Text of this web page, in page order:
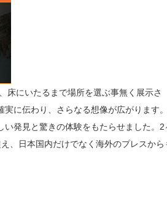
床にいたるまで場所を選ぶ事無く展示さ
に伝わり、さらなる想像が広がります
発見と驚きの体験をもたらせました。2
、日本国内だけでなく海外のプレスから